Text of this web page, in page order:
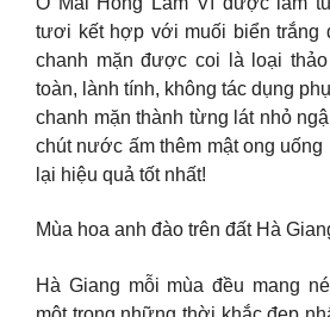
tươi kết hợp với muối biển trắng
chanh mặn được coi là loại
toàn, lành tính, không tác dụng
chanh mặn thành từng lát nhỏ
chút nước ấm thêm mật ong uống
lại hiệu quả tốt nhất!
Mùa hoa anh đào trên đất Hà
Hà Giang mỗi mùa đều mang